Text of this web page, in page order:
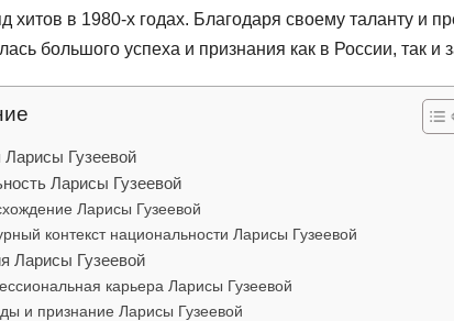
хитов в 1980-х годах. Благодаря своему таланту и
большого успеха и признания как в России, так и
Ларисы Гузеевой
Ларисы Гузеевой
Ларисы Гузеевой
контекст национальности Ларисы Гузеевой
Ларисы Гузеевой
карьера Ларисы Гузеевой
и признание Ларисы Гузеевой